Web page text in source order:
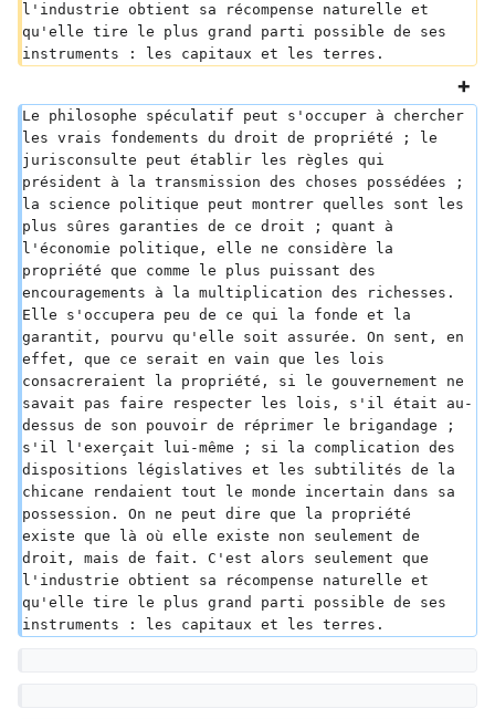
l'industrie obtient sa récompense naturelle et
qu'elle tire le plus grand parti possible de ses
instruments : les capitaux et les terres.
Le philosophe spéculatif peut s'occuper à chercher
les vrais fondements du droit de propriété ; le
jurisconsulte peut établir les règles qui
président à la transmission des choses possédées ;
la science politique peut montrer quelles sont les
plus sûres garanties de ce droit ; quant à
l'économie politique, elle ne considère la
propriété que comme le plus puissant des
encouragements à la multiplication des richesses.
Elle s'occupera peu de ce qui la fonde et la
garantit, pourvu qu'elle soit assurée. On sent, en
effet, que ce serait en vain que les lois
consacreraient la propriété, si le gouvernement ne
savait pas faire respecter les lois, s'il était au-
dessus de son pouvoir de réprimer le brigandage ;
s'il l'exerçait lui-même ; si la complication des
dispositions législatives et les subtilités de la
chicane rendaient tout le monde incertain dans sa
possession. On ne peut dire que la propriété
existe que là où elle existe non seulement de
droit, mais de fait. C'est alors seulement que
l'industrie obtient sa récompense naturelle et
qu'elle tire le plus grand parti possible de ses
instruments : les capitaux et les terres.